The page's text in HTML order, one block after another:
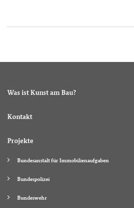
Was ist Kunst am Bau?
Kontakt
Projekte
Bundesanstalt für Immobilienaufgaben
Bundespolizei
Bundeswehr